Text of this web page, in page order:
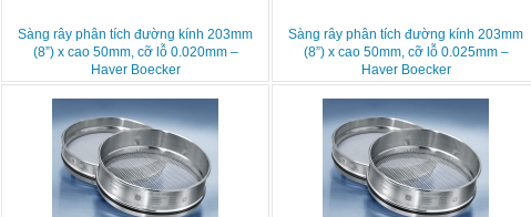
Sàng rây phân tích đường kính 203mm
(8”) x cao 50mm, cỡ lỗ 0.020mm –
Haver Boecker
Sàng rây phân tích đường kính 203mm
(8”) x cao 50mm, cỡ lỗ 0.025mm –
Haver Boecker